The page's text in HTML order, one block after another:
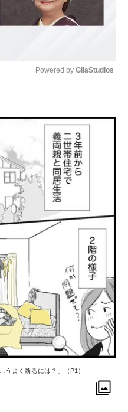
Powered by GliaStudios
うまく断るには？」（P1）